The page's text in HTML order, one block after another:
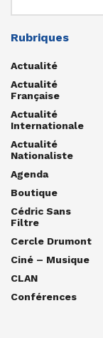
Rubriques
Actualité
Actualité
Française
Actualité
Internationale
Actualité
Nationaliste
Agenda
Boutique
Cédric Sans
Filtre
Cercle Drumont
Ciné – Musique
CLAN
Conférences